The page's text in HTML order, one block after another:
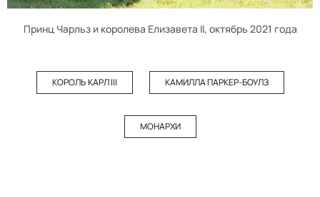
Принц Чарльз и королева Елизавета II, октябрь 2021 года
КОРОЛЬ КАРЛ III КАМИЛЛА ПАРКЕР-БОУЛЗ
МОНАРХИ